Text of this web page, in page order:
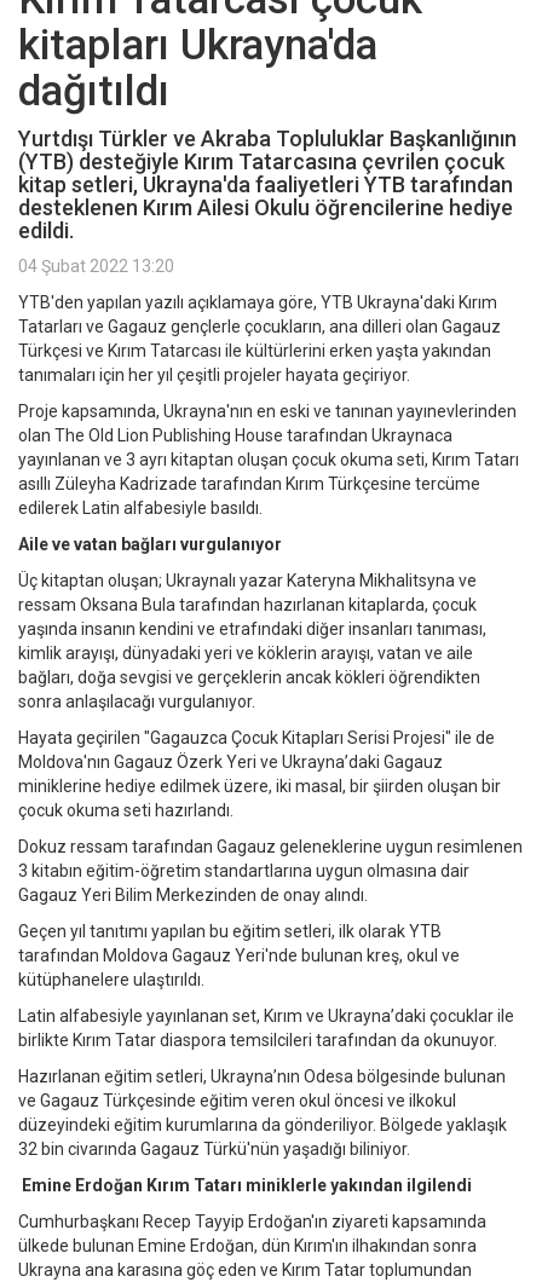
kitapları Ukrayna'da
dağıtıldı
Yurtdışı Türkler ve Akraba Topluluklar Başkanlığının
(YTB) desteğiyle Kırım Tatarcasına çevrilen çocuk
kitap setleri, Ukrayna'da faaliyetleri YTB tarafından
desteklenen Kırım Ailesi Okulu öğrencilerine hediye
edildi.
04 Şubat 2022 13:20
YTB'den yapılan yazılı açıklamaya göre, YTB Ukrayna'daki Kırım
Tatarları ve Gagauz gençlerle çocukların, ana dilleri olan Gagauz
Türkçesi ve Kırım Tatarcası ile kültürlerini erken yaşta yakından
tanımaları için her yıl çeşitli projeler hayata geçiriyor.
Proje kapsamında, Ukrayna'nın en eski ve tanınan yayınevlerinden
olan The Old Lion Publishing House tarafından Ukraynaca
yayınlanan ve 3 ayrı kitaptan oluşan çocuk okuma seti, Kırım Tatarı
asıllı Züleyha Kadrizade tarafından Kırım Türkçesine tercüme
edilerek Latin alfabesiyle basıldı.
Aile ve vatan bağları vurgulanıyor
Üç kitaptan oluşan; Ukraynalı yazar Kateryna Mikhalitsyna ve
ressam Oksana Bula tarafından hazırlanan kitaplarda, çocuk
yaşında insanın kendini ve etrafındaki diğer insanları tanıması,
kimlik arayışı, dünyadaki yeri ve köklerin arayışı, vatan ve aile
bağları, doğa sevgisi ve gerçeklerin ancak kökleri öğrendikten
sonra anlaşılacağı vurgulanıyor.
Hayata geçirilen "Gagauzca Çocuk Kitapları Serisi Projesi" ile de
Moldova'nın Gagauz Özerk Yeri ve Ukrayna’daki Gagauz
miniklerine hediye edilmek üzere, iki masal, bir şiirden oluşan bir
çocuk okuma seti hazırlandı.
Dokuz ressam tarafından Gagauz geleneklerine uygun resimlenen
3 kitabın eğitim-öğretim standartlarına uygun olmasına dair
Gagauz Yeri Bilim Merkezinden de onay alındı.
Geçen yıl tanıtımı yapılan bu eğitim setleri, ilk olarak YTB
tarafından Moldova Gagauz Yeri'nde bulunan kreş, okul ve
kütüphanelere ulaştırıldı.
Latin alfabesiyle yayınlanan set, Kırım ve Ukrayna’daki çocuklar ile
birlikte Kırım Tatar diaspora temsilcileri tarafından da okunuyor.
Hazırlanan eğitim setleri, Ukrayna’nın Odesa bölgesinde bulunan
ve Gagauz Türkçesinde eğitim veren okul öncesi ve ilkokul
düzeyindeki eğitim kurumlarına da gönderiliyor. Bölgede yaklaşık
32 bin civarında Gagauz Türkü'nün yaşadığı biliniyor.
Emine Erdoğan Kırım Tatarı miniklerle yakından ilgilendi
Cumhurbaşkanı Recep Tayyip Erdoğan'ın ziyareti kapsamında
ülkede bulunan Emine Erdoğan, dün Kırım'ın ilhakından sonra
Ukrayna ana karasına göç eden ve Kırım Tatar toplumundan